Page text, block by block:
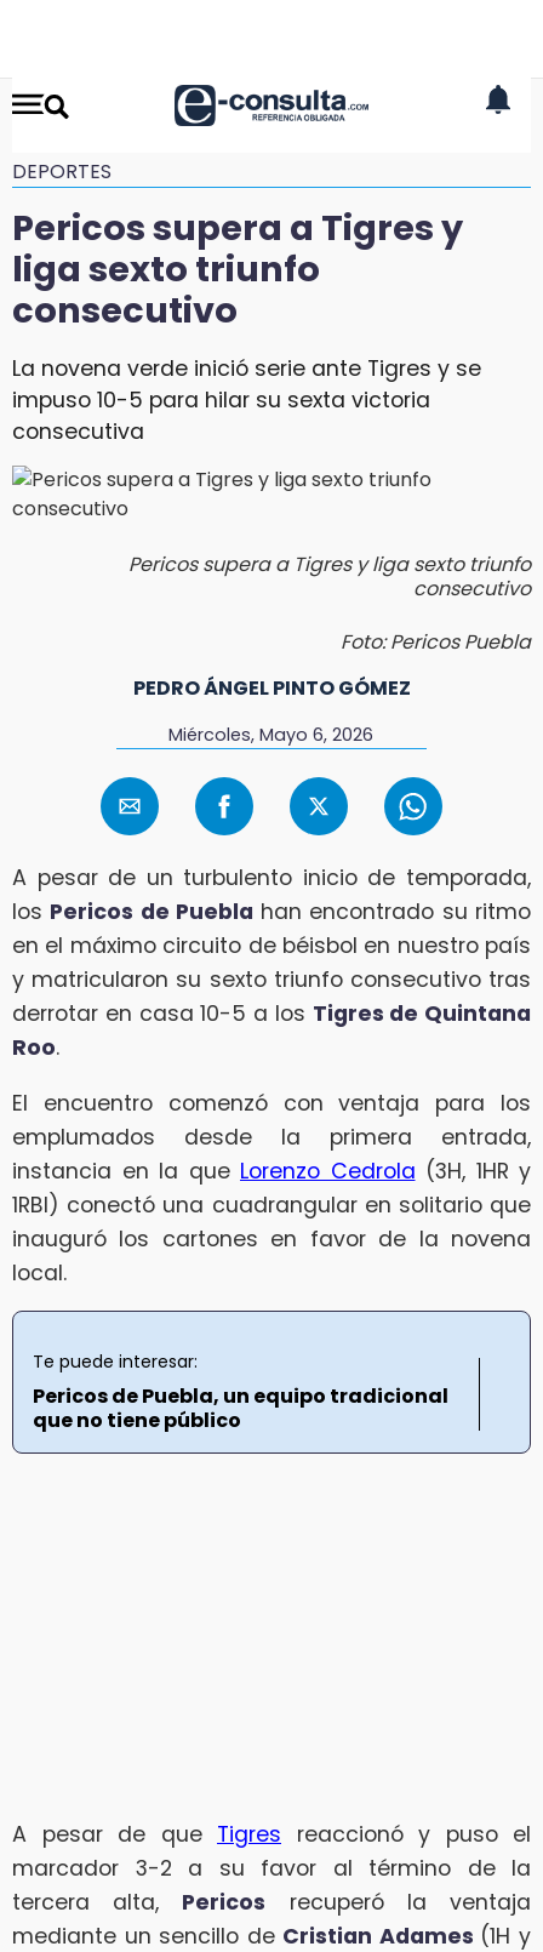
DEPORTES
Pericos supera a Tigres y
liga sexto triunfo
consecutivo
La novena verde inició serie ante Tigres y se
impuso 10-5 para hilar su sexta victoria
consecutiva
Pericos supera a Tigres y liga sexto triunfo
consecutivo
Foto: Pericos Puebla
PEDRO ÁNGEL PINTO GÓMEZ
Miércoles, Mayo 6, 2026
A pesar de un turbulento inicio de temporada,
los Pericos de Puebla han encontrado su ritmo
en el máximo circuito de béisbol en nuestro país
y matricularon su sexto triunfo consecutivo tras
derrotar en casa 10-5 a los Tigres de Quintana
Roo.
El encuentro comenzó con ventaja para los
emplumados desde la primera entrada,
instancia en la que Lorenzo Cedrola (3H, 1HR y
1RBI) conectó una cuadrangular en solitario que
inauguró los cartones en favor de la novena
local.
Te puede interesar:
Pericos de Puebla, un equipo tradicional
que no tiene público
A pesar de que Tigres reaccionó y puso el
marcador 3-2 a su favor al término de la
tercera alta, Pericos recuperó la ventaja
mediante un sencillo de Cristian Adames (1H y